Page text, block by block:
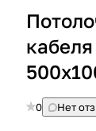
0 Нет